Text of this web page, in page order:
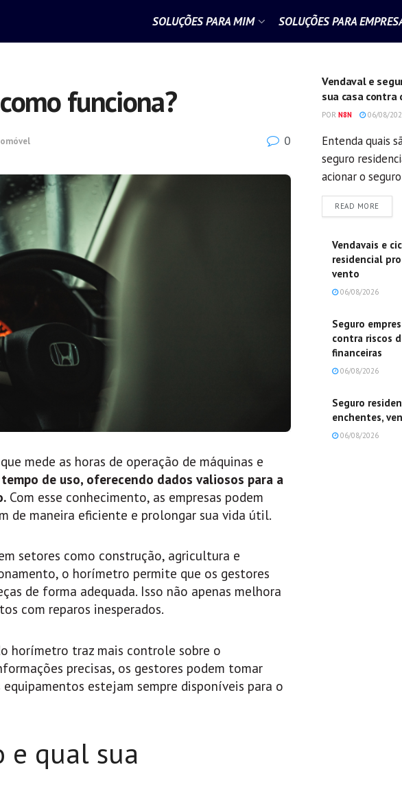
SOLUÇÕES PARA MIM SOLUÇÕES PARA
funciona?
0
mede as horas de operação de máquinas e
de uso, oferecendo dados valiosos para a
Com esse conhecimento, as empresas podem
de maneira eficiente e prolongar sua vida útil.
setores como construção, agricultura e
o horímetro permite que os gestores
de forma adequada. Isso não apenas melhora
com reparos inesperados.
horímetro traz mais controle sobre o
precisas, os gestores podem tomar
estejam sempre disponíveis para o
e qual sua
Vendaval e
sua casa contra
POR N8N 06/08/
Entenda quais
seguro
acionar o
READ MORE
Vendavais e
residencial
vento
06/08/2026
Seguro
contra riscos
financeiras
06/08/2026
Seguro
enchentes,
06/08/2026